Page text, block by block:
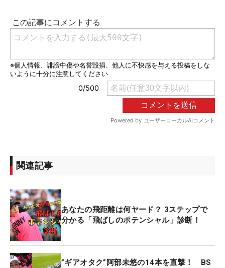
関連記事
あなたの飛距離は何ヤード？ 3ステップで
分かる「飛ばしのポテンシャル」診断！
”ギアオタク”阿部未悠の14本を直撃！ BS